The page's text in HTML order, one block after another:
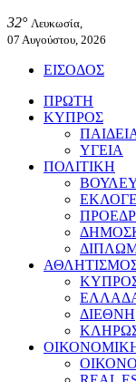
32° Λευκωσία,
07 Αυγούστου, 2026
ΕΙΣΟΔΟΣ
ΠΡΩΤΗ
ΚΥΠΡΟΣ
ΥΓΕΙΑ
ΠΟΛΙΤΙΚΗ
ΔΙΕΘΝΗ